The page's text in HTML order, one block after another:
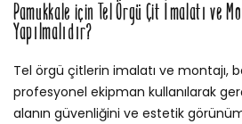
Pamukkale için Tel Örgü Çit İmalatı ve
Yapılmalıdır?
Tel örgü çitlerin imalatı ve montajı,
profesyonel ekipman kullanılarak
alanın güvenliğini ve estetik